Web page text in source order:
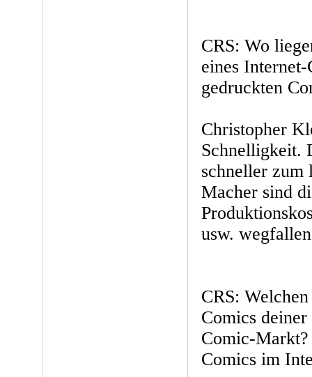
CRS: Wo
eines
gedruckten
Christopher
Schnelligkeit.
schneller zum
Macher sind
usw.
CRS:
Comics
Comic-
Comics im